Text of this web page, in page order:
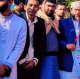
সিলেট
ময়মনসিংহ
রাজশাহী
রংপুর